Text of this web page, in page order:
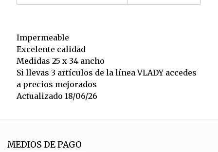
Impermeable
Excelente calidad
Medidas 25 x 34 ancho
Si llevas 3 artículos de la línea VLADY accedes
a precios mejorados
Actualizado 18/06/26
MEDIOS DE PAGO